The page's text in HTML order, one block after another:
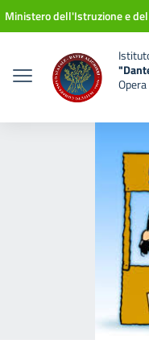
Vai ai contenuti
Vai al menu di navigazione
Vai al footer
Ministero dell'Istruzione e del